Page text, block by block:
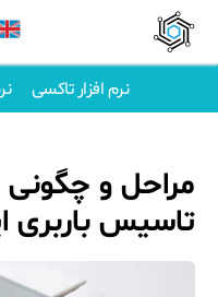
نرم افزار تاکسی
مراحل و
تاسیس باربری